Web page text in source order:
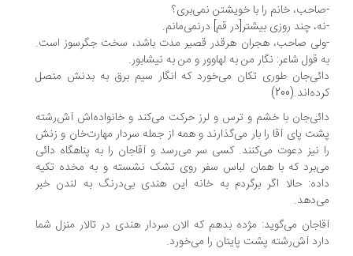
خانم را با خویشتن نمی‌بری؟
چند روزی بیشتر[در قم‌] درنمی‌مانم.
صاحب، هجران هرقدر‌ قصیر‌ مدت‌ باشد، سخت جگرسوز است.
قول شاعر: نگار من به‌ لهاوور و من به نیشابور.
طوری تکان می‌خورد که انگار سیم برق به بدنش متصل
با‌ خشم‌ و ترس و لرز حرکت می‌کند و خانواده‌اش آش‌رشته
پای آقا را بار‌ می‌گذارند‌ و همه از جمله سردار ‌مهارت‌خان و زنش
نیز دعوت می‌کنند. کسی سر می‌رسد و آقاجان را به‌ پناهگاه‌ دائی‌
که با همان لباس سفر روی تشک نشسته و به مخده تکیه‌
حالا‌ اگر برگردم به خانه این هندی بی‌درنگ به لندن خبر
می‌گوید: مژده‌ بدهم‌ که‌ الان سردار هندی در تالار منزل شما
آش‌رشته پشت پایتان را می‌خورد.